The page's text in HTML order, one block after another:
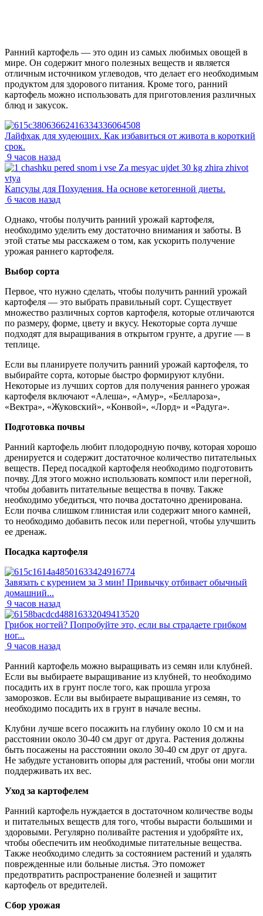
Ранний картофель — это один из самых любимых овощей в
мире. Он содержит много полезных веществ и является
отличным источником углеводов, что делает его необходимым
продуктом для здорового питания. Кроме того, ранний
картофель можно использовать для приготовления различных
блюд и закусок.
Лайфхак для худеющих. Как избавиться от живота в короткий
срок.
9 часов назад
Капсулы для Похудения. На основе кетогенной диеты.
6 часов назад
Однако, чтобы получить ранний урожай картофеля,
необходимо уделить ему достаточно внимания и заботы. В
этой статье мы расскажем о том, как ускорить получение
урожая раннего картофеля.
Выбор сорта
Первое, что нужно сделать, чтобы получить ранний урожай
картофеля — это выбрать правильный сорт. Существует
множество различных сортов картофеля, которые отличаются
по размеру, форме, цвету и вкусу. Некоторые сорта лучше
подходят для выращивания в открытом грунте, а другие — в
теплице.
Если вы планируете получить ранний урожай картофеля, то
выбирайте сорта, которые быстро формируют клубни.
Некоторые из лучших сортов для получения раннего урожая
картофеля включают «Алеша», «Амур», «Беллароза»,
«Вектра», «Жуковский», «Конвой», «Лорд» и «Радуга».
Подготовка почвы
Ранний картофель любит плодородную почву, которая хорошо
дренируется и содержит достаточное количество питательных
веществ. Перед посадкой картофеля необходимо подготовить
почву. Для этого можно использовать компост или перегной,
чтобы добавить питательные вещества в почву. Также
необходимо убедиться, что почва достаточно дренирована.
Если почва слишком глинистая или содержит много камней,
то необходимо добавить песок или перегной, чтобы улучшить
ее дренаж.
Посадка картофеля
Завязать с курением за 3 мин! Привычку отбивает обычный
домашний...
9 часов назад
Грибок ногтей? Попробуйте это, если вы страдаете грибком
ног...
9 часов назад
Ранний картофель можно выращивать из семян или клубней.
Если вы выбираете выращивание из клубней, то необходимо
посадить их в грунт после того, как прошла угроза
заморозков. Если вы выбираете выращивание из семян, то
необходимо посадить их в грунт в начале весны.
Клубни лучше всего посажить на глубину около 10 см и на
расстоянии около 30-40 см друг от друга. Растения должны
быть посажены на расстоянии около 30-40 см друг от друга.
Не забудьте установить опоры для растений, чтобы они могли
поддерживать их вес.
Уход за картофелем
Ранний картофель нуждается в достаточном количестве воды
и питательных веществ для того, чтобы вырасти большими и
здоровыми. Регулярно поливайте растения и удобряйте их,
чтобы обеспечить им необходимые питательные вещества.
Также необходимо следить за состоянием растений и удалять
поврежденные или больные листья. Это поможет
предотвратить распространение болезней и защитит
картофель от вредителей.
Сбор урожая